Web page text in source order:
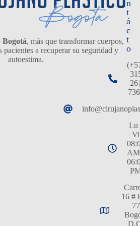
, más que transformar cuerpos,
pacientes a recuperar su seguridad y
autoestima.
n
t
á
c
t
o
Lu
Vi
16 #
77